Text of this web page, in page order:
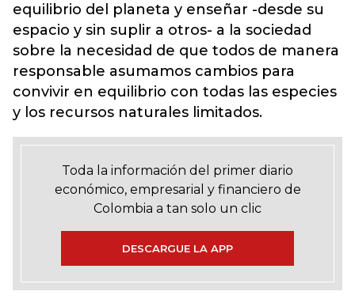
equilibrio del planeta y enseñar -desde su
espacio y sin suplir a otros- a la sociedad
sobre la necesidad de que todos de manera
responsable asumamos cambios para
convivir en equilibrio con todas las especies
y los recursos naturales limitados.
Toda la información del primer diario
económico, empresarial y financiero de
Colombia a tan solo un clic
DESCARGUE LA APP